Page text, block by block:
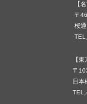
【
〒
桜
【東
〒
日本
TEL